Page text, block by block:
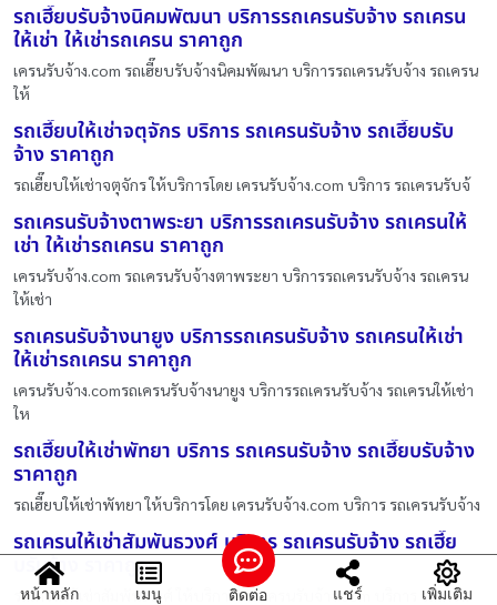
รถเฮี๊ยบรับจ้างนิคมพัฒนา บริการรถเครนรับจ้าง รถเครน
ให้เช่า ให้เช่ารถเครน ราคาถูก
เครนรับจ้าง.com รถเฮี๊ยบรับจ้างนิคมพัฒนา บริการรถเครนรับจ้าง รถเครน
ให้
รถเฮี๊ยบให้เช่าจตุจักร บริการ รถเครนรับจ้าง รถเฮี๊ยบรับ
จ้าง ราคาถูก
รถเฮี๊ยบให้เช่าจตุจักร ให้บริการโดย เครนรับจ้าง.com บริการ รถเครนรับจ้
รถเครนรับจ้างตาพระยา บริการรถเครนรับจ้าง รถเครนให้
เช่า ให้เช่ารถเครน ราคาถูก
เครนรับจ้าง.com รถเครนรับจ้างตาพระยา บริการรถเครนรับจ้าง รถเครน
ให้เช่า
รถเครนรับจ้างนายูง บริการรถเครนรับจ้าง รถเครนให้เช่า
ให้เช่ารถเครน ราคาถูก
เครนรับจ้าง.comรถเครนรับจ้างนายูง บริการรถเครนรับจ้าง รถเครนให้เช่า
ให
รถเฮี๊ยบให้เช่าพัทยา บริการ รถเครนรับจ้าง รถเฮี๊ยบรับจ้าง
ราคาถูก
รถเฮี๊ยบให้เช่าพัทยา ให้บริการโดย เครนรับจ้าง.com บริการ รถเครนรับจ้าง
รถเครนให้เช่าสัมพันธวงศ์ บริการ รถเครนรับจ้าง รถเฮี๊ย
บรับจ้าง ราคาถูก
รถเครนให้เช่าสัมพันธวงศ์ ให้บริการโดย เครนรับจ้าง.com บริการ รถเครน
หน้าหลัก เมนู ติดต่อ แชร์ เพิ่มเติม